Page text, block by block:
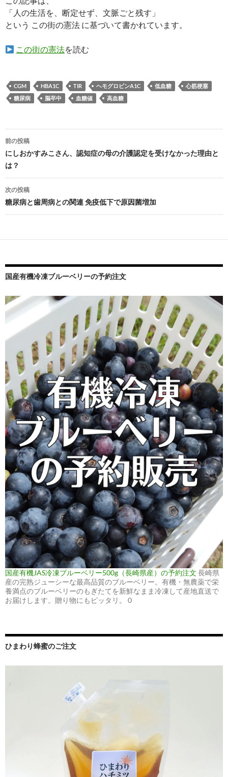
「人の生活を、断定せず、文脈ごと残す」
という この街の憲法 に基づいて書かれています。
この街の憲法を読む
CGM HBA1C TIR ヘモグロビンA1C 低血糖
心筋梗塞
糖尿病
脳卒中 血糖値 高血糖
投
稿
ナ
ビ
ゲ
シ
ョ
ン
前の投稿
にしおかすみこさん、認知症の母の介護認定を受けなかった理由と
は？
次の投稿
糖尿病と歯周病との関連 免疫低下で原因菌増加
国産有機冷凍ブルーベリーの予約注文
国産有機JAS冷凍ブルーベリー500g（長崎県産）の予約注文 長崎県
産の完熟ジューシーな最高品質のブルーベリー。有機・無農薬で栄
養満点のブルーベリーのもぎたてを新鮮なまま冷凍して産地直送で
お届けします。贈り物にもピッタリ。 0
ひまわり蜂蜜のご注文